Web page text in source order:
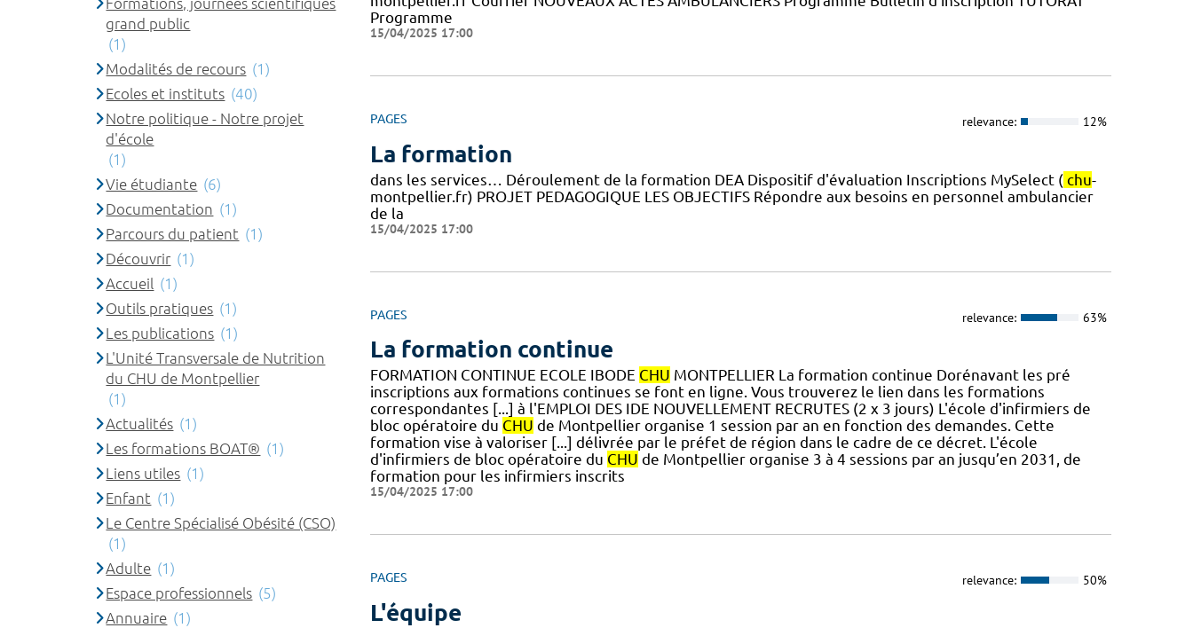
Programme
15/04/2025 17:00
PAGES relevance: 12%
La formation
dans les services… Déroulement de la formation DEA Dispositif d'évaluation Inscriptions MySelect ( chu-
montpellier.fr) PROJET PEDAGOGIQUE LES OBJECTIFS Répondre aux besoins en personnel ambulancier
de la
15/04/2025 17:00
PAGES relevance: 63%
La formation continue
FORMATION CONTINUE ECOLE IBODE CHU MONTPELLIER La formation continue Dorénavant les pré
inscriptions aux formations continues se font en ligne. Vous trouverez le lien dans les formations
correspondantes [...] à l'EMPLOI DES IDE NOUVELLEMENT RECRUTES (2 x 3 jours) L'école d'infirmiers de
bloc opératoire du CHU de Montpellier organise 1 session par an en fonction des demandes. Cette
formation vise à valoriser [...] délivrée par le préfet de région dans le cadre de ce décret. L'école
d'infirmiers de bloc opératoire du CHU de Montpellier organise 3 à 4 sessions par an jusqu’en 2031, de
formation pour les infirmiers inscrits
15/04/2025 17:00
PAGES relevance: 50%
L'équipe
grand public
(1)
Modalités de recours (1)
Ecoles et instituts (40)
Notre politique - Notre projet
d'école
(1)
Vie étudiante (6)
Documentation (1)
Parcours du patient (1)
Découvrir (1)
Accueil (1)
Outils pratiques (1)
Les publications (1)
L'Unité Transversale de Nutrition
du CHU de Montpellier
(1)
Actualités (1)
Les formations BOAT® (1)
Liens utiles (1)
Enfant (1)
Le Centre Spécialisé Obésité (CSO)
(1)
Adulte (1)
Espace professionnels (5)
Annuaire (1)